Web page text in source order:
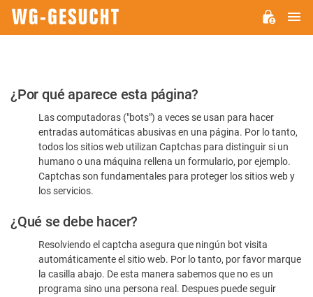
Por
favor,
confirme
humano
¿Por qué aparece esta página?
Las computadoras ("bots") a veces se usan para hacer
entradas automáticas abusivas en una página. Por lo tanto,
todos los sitios web utilizan Captchas para distinguir si un
humano o una máquina rellena un formulario, por ejemplo.
Captchas son fundamentales para proteger los sitios web y
los servicios.
¿Qué se debe hacer?
Resolviendo el captcha asegura que ningún bot visita
automáticamente el sitio web. Por lo tanto, por favor marque
la casilla abajo. De esta manera sabemos que no es un
programa sino una persona real. Despues puede seguir